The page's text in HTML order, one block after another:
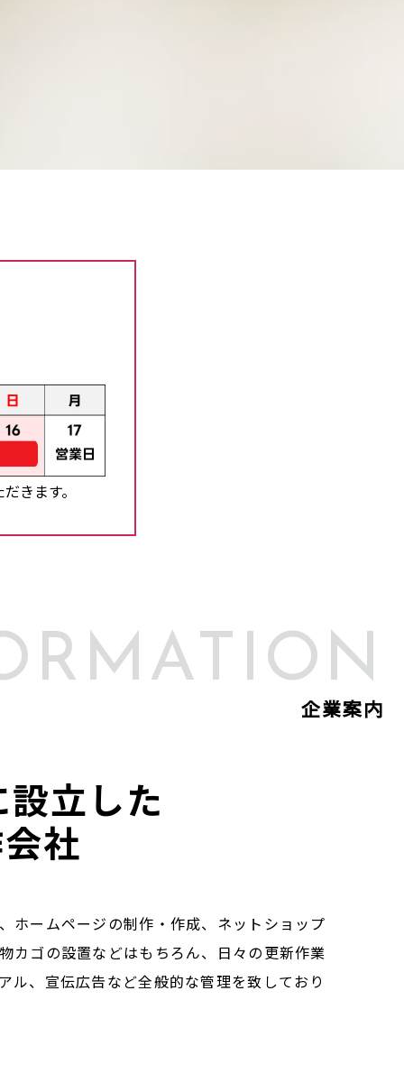
きます。
企業案内
立した
社
ホームページの制作・作成、ネットショップ
カゴの設置などはもちろん、日々の更新作業
ル、宣伝広告など全般的な管理を致しており